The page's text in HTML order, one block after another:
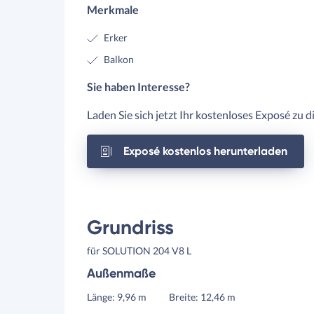
Merkmale
Erker
Balkon
Sie haben Interesse?
Laden Sie sich jetzt Ihr kostenloses Exposé zu
Exposé kostenlos herunterladen
Grundriss
für SOLUTION 204 V8 L
Außenmaße
Länge: 9,96 m Breite: 12,46 m